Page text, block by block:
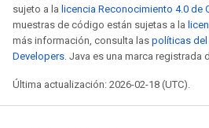
sujeto a la licencia Reconocimiento 4.0 de
muestras de código están sujetas a la
más información, consulta las políticas
Developers. Java es una marca registrada
Última actualización: 2026-02-18 (UTC).